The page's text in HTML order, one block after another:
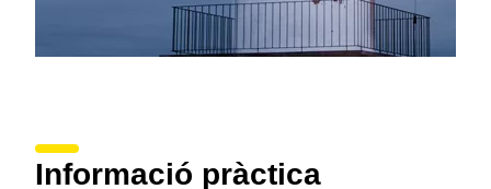
Informació pràctica